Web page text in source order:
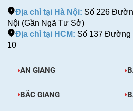
Địa chỉ tại Hà Nội: Số 226
Nội (Gần Ngã Tư Sở)
Địa chỉ tại HCM: Số 137 Đường
10
AN GIANG
BẮC GIANG